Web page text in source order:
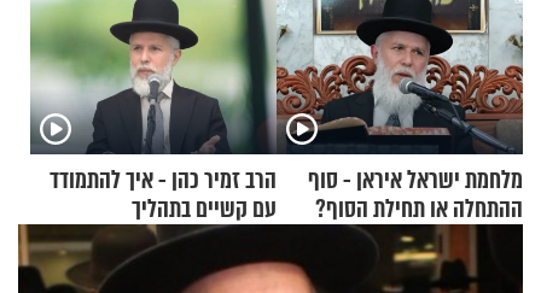
מלחמת ישראל איראן - סוף
ההתחלה או תחילת הסוף?
הרה"ג זמיר כהן במסר עוצמתי
הרב זמיר כהן - איך להתמודד
עם קשיים בתהליך
ההתחזקות?